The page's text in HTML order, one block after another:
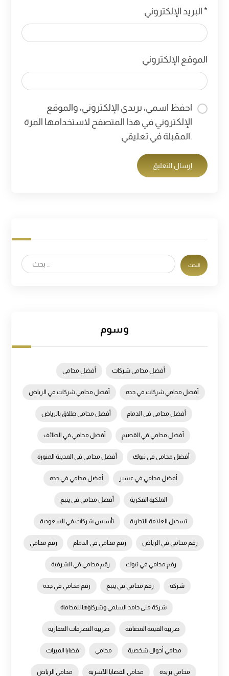
*
الموقع الإلكتروني
احفظ اسمي، بريدي الإلكتروني، والموقع
الإلكتروني في هذا المتصفح لاستخدامها المرة
المقبلة في تعليقي.
وسوم
أفضل محامي أفضل محامي شركات
أفضل محامي شركات في الرياض أفضل محامي شركات في جده
أفضل محامي طلاق بالرياض أفضل محامي في الدمام
أفضل محامي في الطائف أفضل محامي في القصيم
أفضل محامي في المدينة المنورة أفضل محامي في تبوك
أفضل محامي في جده أفضل محامي في عسير
أفضل محامي في ينبع الملكية الفكرية
تأسيس شركات في السعودية تسجيل العلامة التجارية
رقم محامي رقم محامي في الدمام رقم محامي في الرياض
رقم محامي في الشرقية رقم محامي في تبوك
رقم محامي في جده رقم محامي في ينبع شركة
شركة منى حامد السلمي وشركاؤها للمحاماة
ضريبة التصرفات العقارية ضريبة القيمة المضافة
قضايا الميراث محامي محامي أحوال شخصية
محامي الرياض محامي القضايا الأسرية محامي بريدة